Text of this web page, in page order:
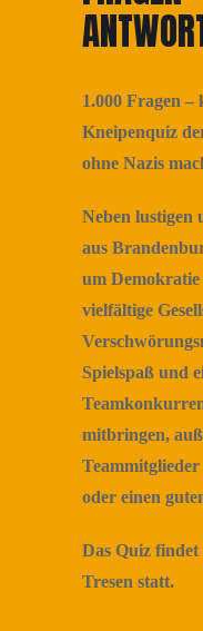
1.000 Fragen
Kneipenquiz
ohne Nazis
Neben lustigen
aus
um Demokratie
vielfältige
Spielspaß und
mitbringen,
oder einen
Das Quiz
Tresen statt.